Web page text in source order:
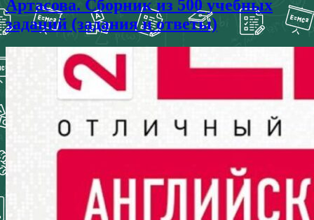
Артасова. Сборник из 500 учебных
заданий (задания и ответы)